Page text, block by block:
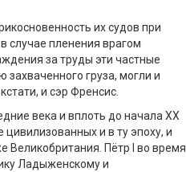
их судов при
случае пленения врагом
за труды эти частные
груза, могли и
и сэр Френсис.
века и вплоть до начала ХХ
цивилизованныхи в ту эпоху, и
Великобритания. Пётр
во время
Ладыженскомуи